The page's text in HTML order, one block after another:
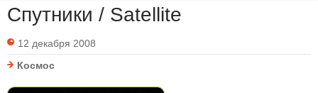
Спутники / Satellite
12 декабря 2008
Космос